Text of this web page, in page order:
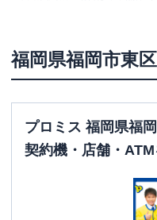
福岡県福岡市東区
プロミス 福岡県福
契約機・店舗・